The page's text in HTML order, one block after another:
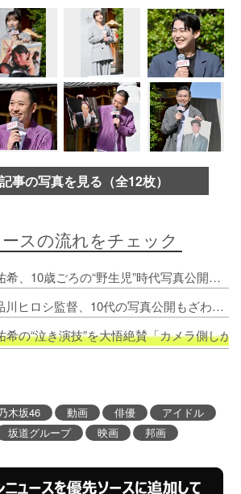
事の写真を見る（全12枚）
スの流れをチェック
1. 乃木坂46与田祐希、10歳ごろの“野生児”時代写真公開「服破いて、山から転がり落ちて…」 大悟は「あらかわいい！」とメロメロ
2. 千鳥・大悟＆品川ヒロシ監督、10代の写真公開もざわめき あまりの強面に与田祐希「アウトです（笑）」
希の“泣き演技”を大悟絶賛「カメラ側し
乃木坂46 動画 俳優
アイドル
坂道グループ 映画 邦画